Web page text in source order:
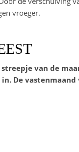
vroeger.
van de
De vastenmaand